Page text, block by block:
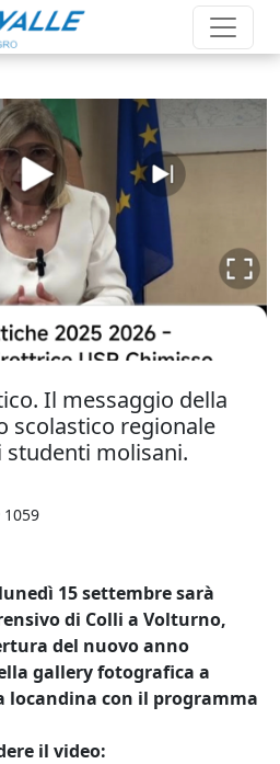
Il messaggio della
scolastico regionale
studenti molisani.
1059
15 settembre sarà
di Colli a Volturno,
del nuovo anno
gallery fotografica a
locandina con il programma
il video: